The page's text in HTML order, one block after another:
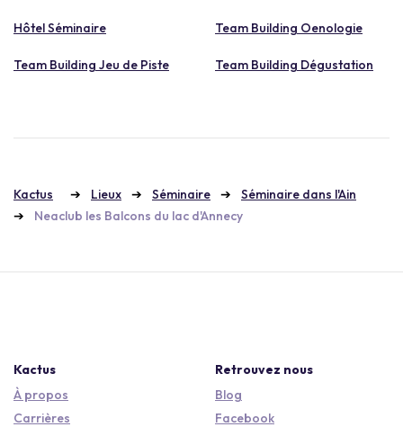
Hôtel Séminaire Team Building Oenologie
Team Building Jeu de Piste Team Building Dégustation
Kactus Lieux Séminaire
Séminaire dans l'Ain
Neaclub les Balcons du lac d'Annecy
Kactus
À propos
Carrières
Retrouvez nous
Blog
Facebook